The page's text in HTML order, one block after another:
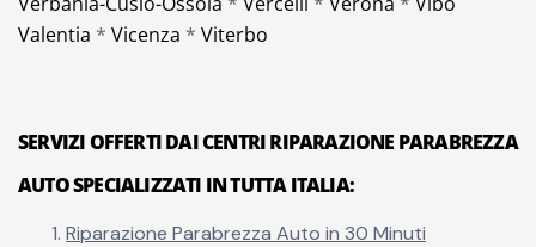
Valentia * Vicenza * Viterbo
SERVIZI OFFERTI DAI CENTRI RIPARAZIONE PARABREZZA
AUTO SPECIALIZZATI IN TUTTA ITALIA:
Riparazione Parabrezza Auto in 30 Minuti